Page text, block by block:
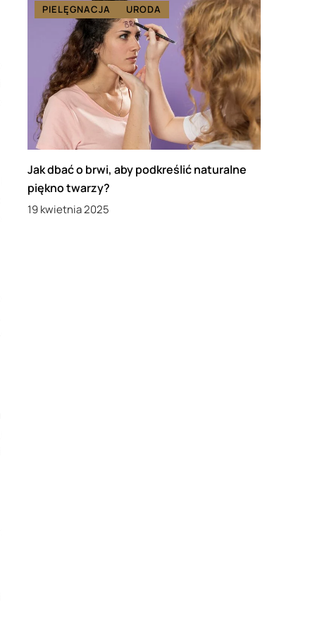
PIELĘGNACJA URODA
Jak dbać o brwi, aby podkreślić naturalne
piękno twarzy?
19 kwietnia 2025